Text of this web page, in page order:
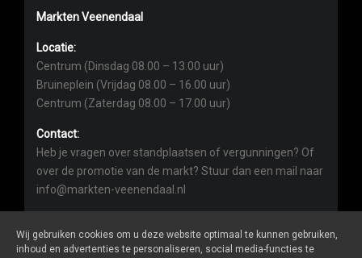
Markten Veenendaal
Locatie:
Centrum (Dinsdag 08.00 – 13.00 uur)
Bruineplein (Vrijdag 08.00 – 16.00 uur)
Centrum (Zaterdag 08.00 – 17.00 uur)
Contact:
Heb je vragen over standplaatsen of vergunningen? Of
over de promotie van de markt? Stuur dan een mail naar
info@markten-veenendaal.nl
Wij gebruiken cookies om u deze website optimaal te kunnen gebruiken,
inhoud en advertenties te personaliseren, social media-functies te